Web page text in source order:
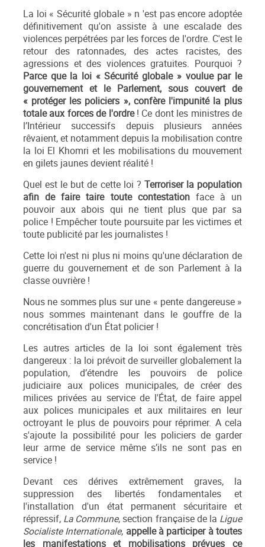
La loi « Sécurité globale » n 'est pas encore adoptée
définitivement qu'on assiste à une escalade des
violences perpétrées par les forces de l'ordre. C'est le
retour des ratonnades, des actes racistes, des
agressions et des violences gratuites. Pourquoi ?
Parce que la loi « Sécurité globale » voulue par le
gouvernement et le Parlement, sous couvert de
« protéger les policiers », confère l'impunité la plus
totale aux forces de l'ordre! Ce dont les ministres de
l’Intérieur successifs depuis plusieurs années
rêvaient, et notamment depuis la mobilisation contre
la loi El Khomri et les mobilisations du mouvement
en gilets jaunes devient réalité !
Quel est le but de cette loi ? Terroriser la population
afin de faire taire toute contestationface à un
pouvoir aux abois qui ne tient plus que par sa
police ! Empêcher toute poursuite par les victimes et
toute publicité par les journalistes !
Cette loi n'est ni plus ni moins qu'une déclaration de
guerre du gouvernement et de son Parlement à la
classe ouvrière !
Nous ne sommes plus sur une « pente dangereuse »
nous sommes maintenant dans le gouffre de la
concrétisation d'un État policier !
Les autres articles de la loi sont également très
dangereux : la loi prévoit de surveiller globalement la
population, d’étendre les pouvoirs de police
judiciaire aux polices municipales, de créer des
milices privées au service de l'État, de faire appel
aux polices municipales et aux militaires en leur
octroyant le plus de pouvoirs pour réprimer. A cela
s'ajoute la possibilité pour les policiers de garder
leur arme de service même s’ils ne sont pas en
service !
Devant ces dérives extrêmement graves, la
suppression des libertés fondamentales et
l'installation d'un état permanent sécuritaire et
répressif, La Commune, section française de la Ligue
Socialiste Internationale, appelle à participer à toutes
les manifestations et mobilisations prévues ce